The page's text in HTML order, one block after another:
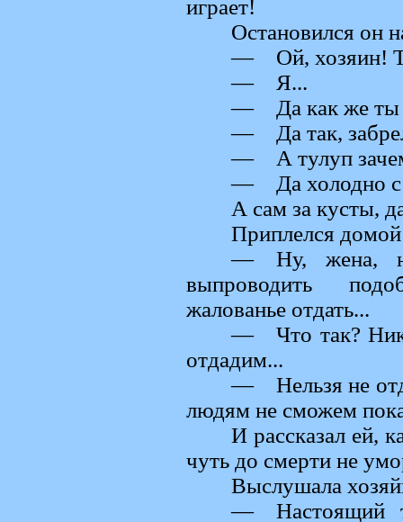
играет!
Остановился он
— Ой, хозяин!
— Я...
— Да как же ты
— Да так,
— А тулуп
— Да холодно с
А сам за кусты,
Приплелся
— Ну, жена,
выпроводить
жалованье отдать...
— Что так?
отдадим...
— Нельзя не
людям не сможем
И рассказал ей,
чуть до смерти не
Выслушала
— Настоящий